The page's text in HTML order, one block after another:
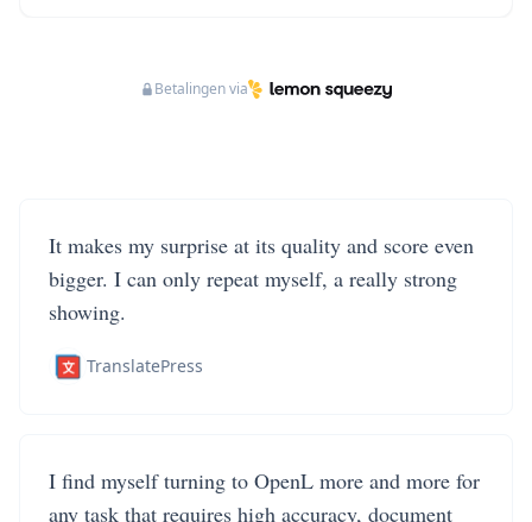
Betalingen via
It makes my surprise at its quality and score even
bigger. I can only repeat myself, a really strong
showing.
TranslatePress
I find myself turning to OpenL more and more for
any task that requires high accuracy, document